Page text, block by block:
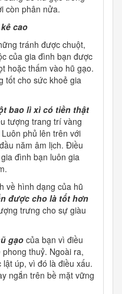
còn phân nửa.
cao
tránh được chuột,
của gia đình bạn được
hoặc thấm vào hũ gạo.
tốt cho sức khoẻ gia
bao lì xì có tiền thật
tượng trang trí vàng
phủ lên trên với
năm âm lịch. Điều
đình bạn luôn gia
về hình dạng của hũ
được cho là tốt hơn
trưng cho sự giàu
gạo của bạn vì điều
thuỷ. Ngoài ra,
úp, vì đó là điều xấu.
ngắn trên bề mặt vững